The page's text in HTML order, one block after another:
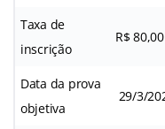
Taxa de
inscrição
R$
Data da prova
objetiva
29/3/